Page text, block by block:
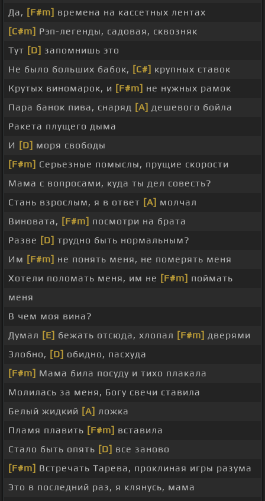
Да, [F#m] времена на кассетных лентах
[C#m] Рэп-легенды, садовая, сквозняк
Тут [D] запомнишь это
Не было больших бабок, [C#] крупных ставок
Крутых виномарок, и [F#m] не нужных рамок
Пара банок пива, снаряд [A] дешевого бойла
Ракета плущего дыма
И [D] моря свободы
[F#m] Серьезные помыслы, прущие скорости
Мама с вопросами, куда ты дел совесть?
Стань взрослым, я в ответ [A] молчал
Виновата, [F#m] посмотри на брата
Разве [D] трудно быть нормальным?
Им [F#m] не понять меня, не померять меня
Хотели поломать меня, им не [F#m] поймать
меня
В чем моя вина?
Думал [E] бежать отсюда, хлопал [F#m] дверями
Злобно, [D] обидно, пасхуда
[F#m] Мама била посуду и тихо плакала
Молилась за меня, Богу свечи ставила
Белый жидкий [A] ложка
Пламя плавить [F#m] вставила
Стало быть опять [D] все заново
[F#m] Встречать Тарева, проклиная игры разума
Это в последний раз, я клянусь, мама